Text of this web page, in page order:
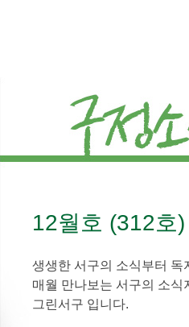
12월호 (312호)
생생한 서구의 소식부터 독
매월 만나보는 서구의 소식
그린서구 입니다.